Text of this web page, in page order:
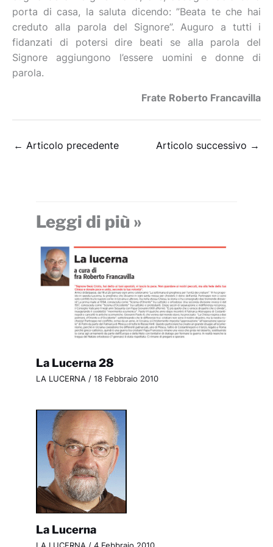
porta di casa, la saluta dicendo: ”Beata te che hai
creduto alla parola del Signore”. Auguro a tutti i
fidanzati di potersi dire beati se alla parola del
Signore aggiungono l’essere uomini e donne di
parola.
Frate Roberto Francavilla
← Articolo precedente Articolo successivo →
Leggi di più »
La Lucerna 28
LA LUCERNA/ 18 Febbraio 2010
La Lucerna